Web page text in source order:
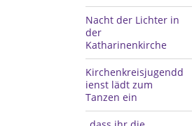
Nacht der Lichter in
der
Katharinenkirche
Kirchenkreisjugendd
ienst lädt zum
Tanzen ein